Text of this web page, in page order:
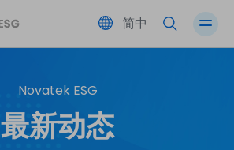
简中
Novatek ESG
最新动态